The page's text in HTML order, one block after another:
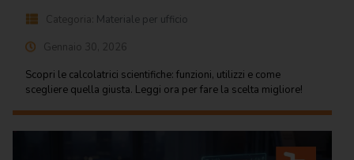
Categoria: Materiale per ufficio
Gennaio 30, 2026
Scopri le calcolatrici scientifiche: funzioni, utilizzi e come
scegliere quella giusta. Leggi ora per fare la scelta migliore!